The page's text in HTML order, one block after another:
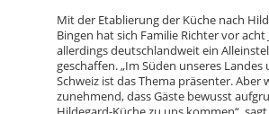
Mit der Etablierung der Küche nach
Bingen hat sich Familie Richter vor acht
allerdings deutschlandweit ein
geschaffen. „Im Süden unseres Landes
Schweiz ist das Thema präsenter. Aber
zunehmend, dass Gäste bewusst